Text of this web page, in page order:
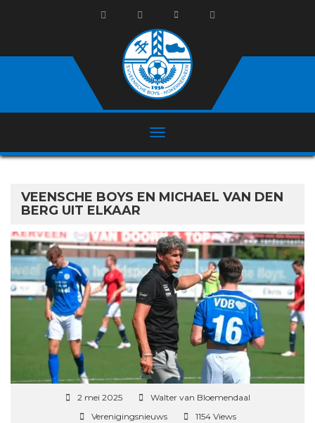
VEENSCHE BOYS EN MICHAEL VAN DEN
BERG UIT ELKAAR
2 mei 2025
Walter van Bloemendaal
Verenigingsnieuws
1154 Views